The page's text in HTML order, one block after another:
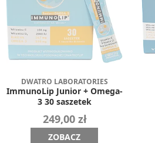
DWATRO LABORATORIES
ImmunoLip Junior + Omega-
3 30 saszetek
249,00 zł
ZOBACZ